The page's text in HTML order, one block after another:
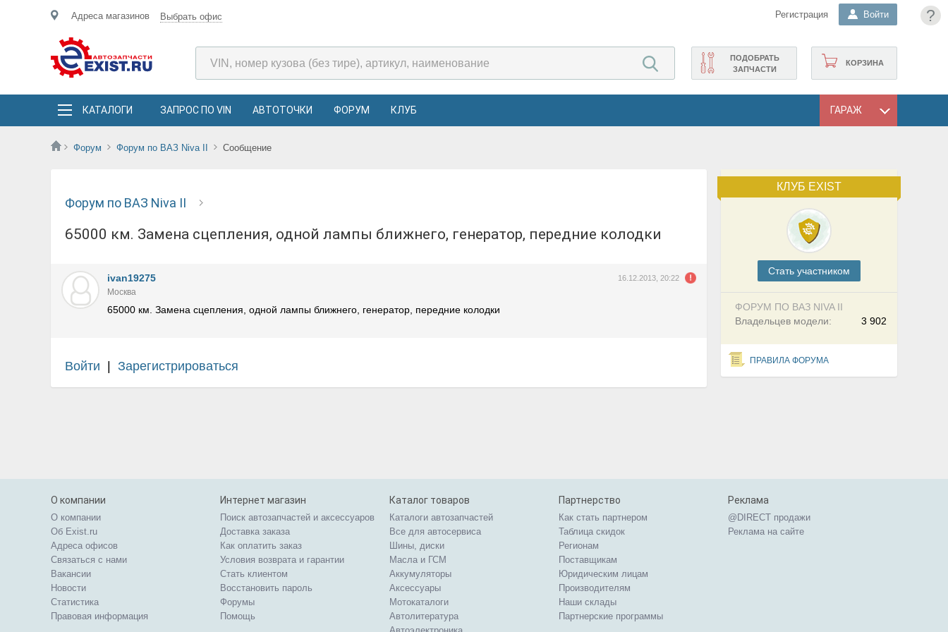
?
Адреса магазинов Выбрать офис Регистрация Войти
КОРЗИНА
ПОДОБРАТЬ
ЗАПЧАСТИ
КАТАЛОГИ ЗАПРОС ПО VIN АВТОТОЧКИ ФОРУМ КЛУБ ГАРАЖ
Форум Форум по ВАЗ Niva II Сообщение
КЛУБ EXIST
Cтать участником
ФОРУМ ПО ВАЗ NIVA II
3 902
Владельцев модели:
ПРАВИЛА ФОРУМА
Форум по ВАЗ Niva II
65000 км. Замена сцепления, одной лампы ближнего, генератор, передние колодки
ivan19275 16.12.2013, 20:22
Москва
65000 км. Замена сцепления, одной лампы ближнего, генератор, передние колодки
Войти Зарегистрироваться
О компании
О компании
Об Exist.ru
Адреса офисов
Связаться с нами
Вакансии
Новости
Статистика
Правовая информация
Интернет магазин
Поиск автозапчастей и аксессуаров
Доставка заказа
Как оплатить заказ
Условия возврата и гарантии
Стать клиентом
Восстановить пароль
Форумы
Помощь
Каталог товаров
Каталоги автозапчастей
Все для автосервиса
Шины, диски
Масла и ГСМ
Аккумуляторы
Аксессуары
Мотокаталоги
Автолитература
Партнерство
Как стать партнером
Таблица скидок
Регионам
Поставщикам
Юридическим лицам
Производителям
Наши склады
Партнерские программы
Реклама
@DIRECT продажи
Реклама на сайте